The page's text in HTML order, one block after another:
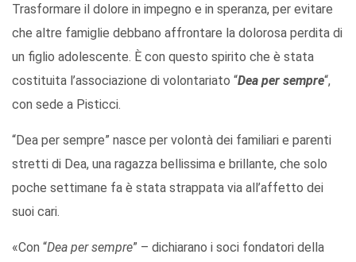
Trasformare il dolore in impegno e in speranza, per evitare
che altre famiglie debbano affrontare la dolorosa perdita di
un figlio adolescente. È con questo spirito che è stata
costituita l’associazione di volontariato “Dea per sempre“,
con sede a Pisticci.
“Dea per sempre” nasce per volontà dei familiari e parenti
stretti di Dea, una ragazza bellissima e brillante, che solo
poche settimane fa è stata strappata via all’affetto dei
suoi cari.
«Con “Dea per sempre” – dichiarano i soci fondatori della